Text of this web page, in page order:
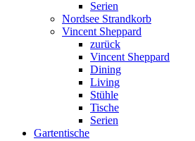
Serien
Nordsee Strandkorb
Vincent Sheppard
zurück
Vincent Sheppard
Dining
Living
Stühle
Tische
Serien
Gartentische